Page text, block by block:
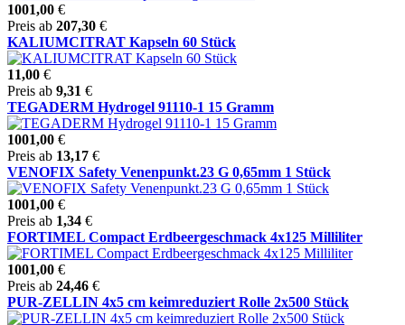
1001,00 €
Preis ab 207,30 €
KALIUMCITRAT Kapseln 60 Stück
11,00 €
Preis ab 9,31 €
TEGADERM Hydrogel 91110-1 15 Gramm
1001,00 €
Preis ab 13,17 €
VENOFIX Safety Venenpunkt.23 G 0,65mm 1 Stück
1001,00 €
Preis ab 1,34 €
FORTIMEL Compact Erdbeergeschmack 4x125 Milliliter
1001,00 €
Preis ab 24,46 €
PUR-ZELLIN 4x5 cm keimreduziert Rolle 2x500 Stück